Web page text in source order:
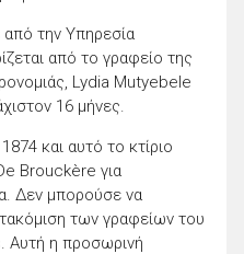
την Υπηρεσία
από το γραφείο της
Lydia Mutyebele
16 μήνες.
και αυτό το κτίριο
Brouckère για
Δεν μπορούσε να
των γραφείων του
Αυτή η προσωρινή